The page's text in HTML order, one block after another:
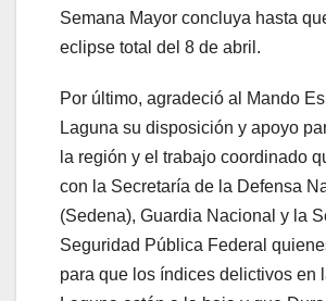
Semana Mayor concluya hasta
eclipse total del 8 de abril.
Por último, agradeció al Mando
Laguna su disposición y apoyo
la región y el trabajo coordinado
con la Secretaría de la Defensa
(Sedena), Guardia Nacional y la
Seguridad Pública Federal
para que los índices delictivos en